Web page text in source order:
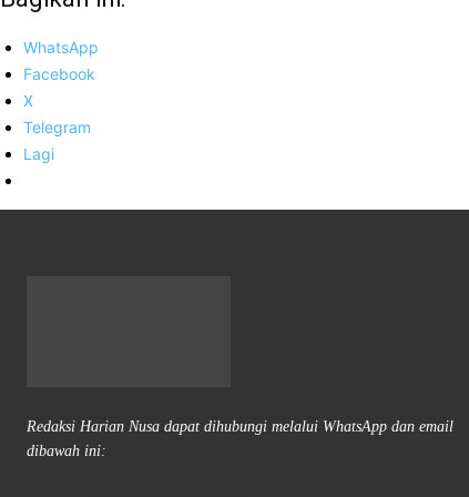
WhatsApp
Facebook
X
Telegram
Lagi
Redaksi Harian Nusa dapat dihubungi melalui WhatsApp dan email
dibawah ini: